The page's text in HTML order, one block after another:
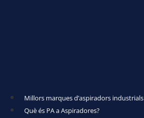
Millors marques d’aspiradors industrials
Què és PA a Aspiradores?